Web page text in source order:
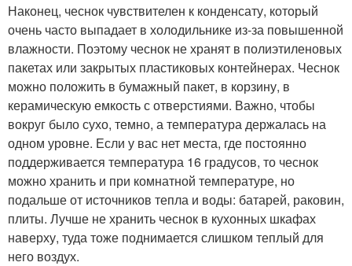
Наконец, чеснок чувствителен к конденсату, который
очень часто выпадает в холодильнике из-за повышенной
влажности. Поэтому чеснок не хранят в полиэтиленовых
пакетах или закрытых пластиковых контейнерах. Чеснок
можно положить в бумажный пакет, в корзину, в
керамическую емкость с отверстиями. Важно, чтобы
вокруг было сухо, темно, а температура держалась на
одном уровне. Если у вас нет места, где постоянно
поддерживается температура 16 градусов, то чеснок
можно хранить и при комнатной температуре, но
подальше от источников тепла и воды: батарей, раковин,
плиты. Лучше не хранить чеснок в кухонных шкафах
наверху, туда тоже поднимается слишком теплый для
него воздух.